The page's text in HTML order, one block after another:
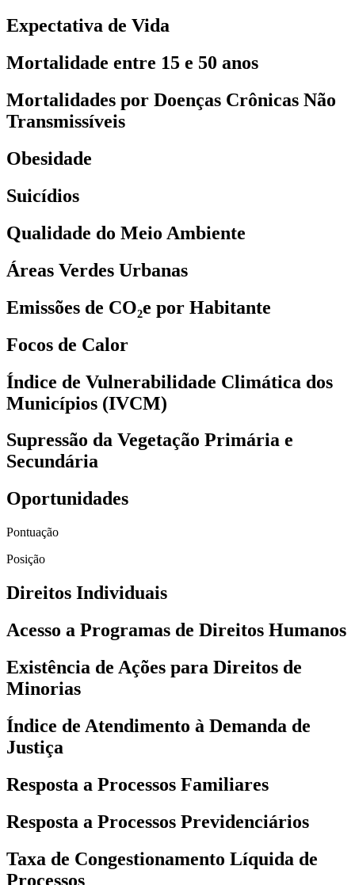
Expectativa de Vida
Mortalidade entre 15 e 50 anos
Mortalidades por Doenças Crônicas Não
Transmissíveis
Obesidade
Suicídios
Qualidade do Meio Ambiente
Áreas Verdes Urbanas
Emissões de CO₂e por Habitante
Focos de Calor
Índice de Vulnerabilidade Climática dos
Municípios (IVCM)
Supressão da Vegetação Primária e
Secundária
Oportunidades
Pontuação
Posição
Direitos Individuais
Acesso a Programas de Direitos Humanos
Existência de Ações para Direitos de
Minorias
Índice de Atendimento à Demanda de
Justiça
Resposta a Processos Familiares
Resposta a Processos Previdenciários
Taxa de Congestionamento Líquida de
Processos